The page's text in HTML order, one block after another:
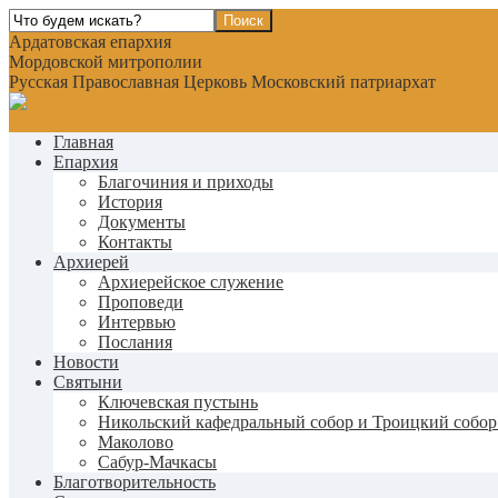
Ардатовская епархия
Мордовской митрополии
Русская Православная Церковь Московский патриархат
Главная
Епархия
Благочиния и приходы
История
Документы
Контакты
Архиерей
Архиерейское служение
Проповеди
Интервью
Послания
Новости
Святыни
Ключевская пустынь
Никольский кафедральный собор и Троицкий собор
Маколово
Сабур-Мачкасы
Благотворительность